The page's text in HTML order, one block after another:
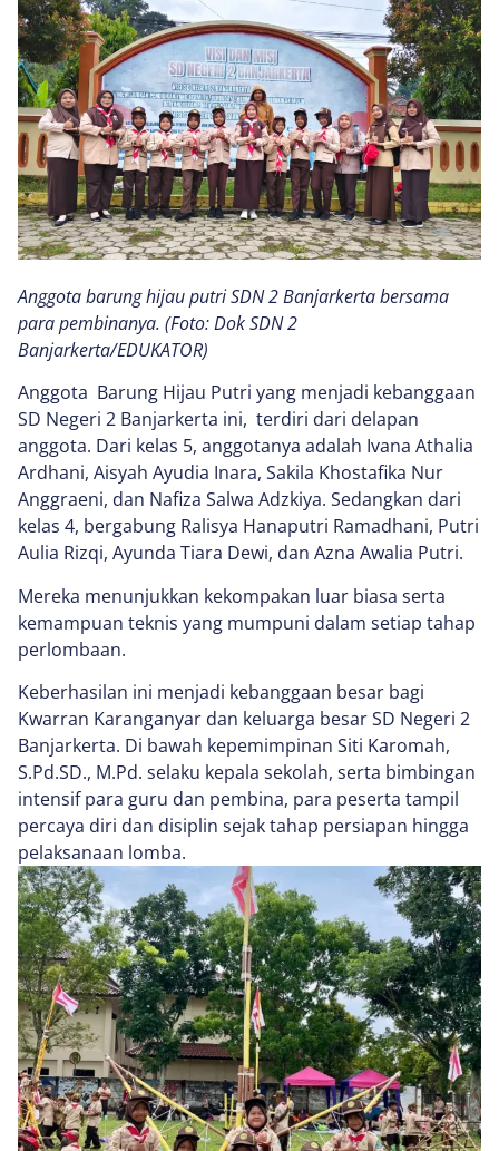
Anggota barung hijau putri SDN 2 Banjarkerta bersama
para pembinanya. (Foto: Dok SDN 2
Banjarkerta/EDUKATOR)
Anggota Barung Hijau Putri yang menjadi kebanggaan
SD Negeri 2 Banjarkerta ini, terdiri dari delapan
anggota. Dari kelas 5, anggotanya adalah Ivana Athalia
Ardhani, Aisyah Ayudia Inara, Sakila Khostafika Nur
Anggraeni, dan Nafiza Salwa Adzkiya. Sedangkan dari
kelas 4, bergabung Ralisya Hanaputri Ramadhani, Putri
Aulia Rizqi, Ayunda Tiara Dewi, dan Azna Awalia Putri.
Mereka menunjukkan kekompakan luar biasa serta
kemampuan teknis yang mumpuni dalam setiap tahap
perlombaan.
Keberhasilan ini menjadi kebanggaan besar bagi
Kwarran Karanganyar dan keluarga besar SD Negeri 2
Banjarkerta. Di bawah kepemimpinan Siti Karomah,
S.Pd.SD., M.Pd. selaku kepala sekolah, serta bimbingan
intensif para guru dan pembina, para peserta tampil
percaya diri dan disiplin sejak tahap persiapan hingga
pelaksanaan lomba.